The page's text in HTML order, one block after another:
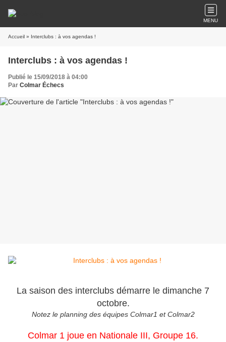
MENU
Accueil » Interclubs : à vos agendas !
Interclubs : à vos agendas !
Publié le 15/09/2018 à 04:00
Par Colmar Échecs
La saison des interclubs démarre le dimanche 7
octobre.
Notez le planning des équipes Colmar1 et Colmar2
Colmar 1 joue en Nationale III, Groupe 16.